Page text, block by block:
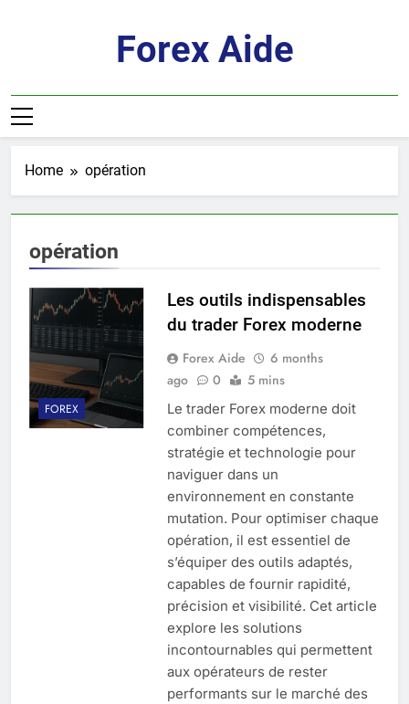
Forex Aide
Home opération
opération
FOREX
Les outils indispensables
du trader Forex moderne
Forex Aide
6 months
ago
0 5 mins
Le trader Forex moderne doit
combiner compétences,
stratégie et technologie pour
naviguer dans un
environnement en constante
mutation. Pour optimiser chaque
opération, il est essentiel de
s’équiper des outils adaptés,
capables de fournir rapidité,
précision et visibilité. Cet article
explore les solutions
incontournables qui permettent
aux opérateurs de rester
performants sur le marché des